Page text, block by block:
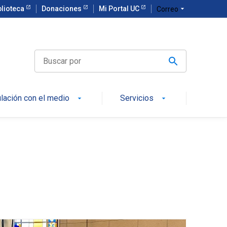
Donaciones Mi Portal UC Correo arrow_drop_down
con el medio arrow_drop_down Servicios arrow_drop_down